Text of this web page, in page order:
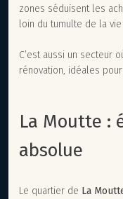
zones séduisent les
loin du tumulte de la vie
C’est aussi un secteur
rénovation, idéales
La Moutte :
absolue
Le quartier de La